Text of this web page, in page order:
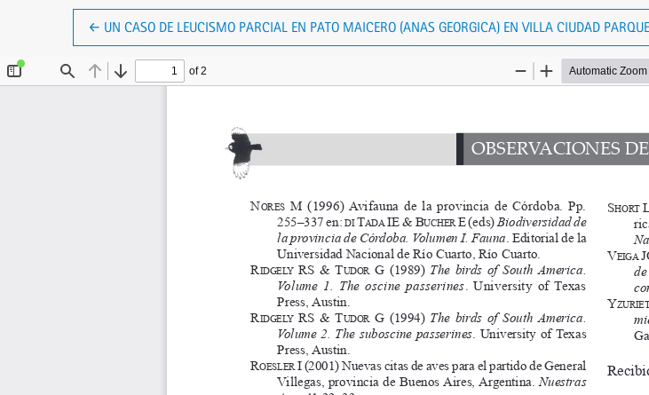
← VOLVER A LOS DETALLES DEL ARTÍCULO
UN CASO DE LEUCISMO PARCIAL EN PATO MAICERO (ANAS GEORGICA) EN VILLA CIUDAD